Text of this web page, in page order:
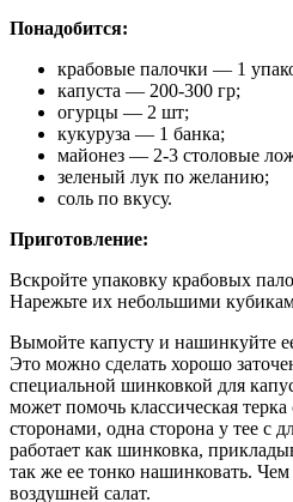
Понадобится:
крабовые палочки — 1
капуста — 200-300 гр;
огурцы — 2 шт;
кукуруза — 1 банка;
майонез — 2-3 столовые
зеленый лук по желанию;
соль по вкусу.
Приготовление:
Вскройте упаковку крабовых
Нарежьте их небольшими
Вымойте капусту и нашинкуйте
Это можно сделать хорошо
специальной шинковкой для
может помочь классическая
сторонами, одна сторона у тее с
работает как шинковка,
так же ее тонко нашинковать.
воздушней салат.